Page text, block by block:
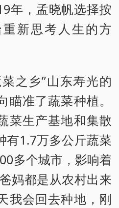
年，孟晓帆选择按
新思考人生的方
之乡”山东寿光的
准了蔬菜种植。
菜生产基地和集散
有1.7万多公斤蔬菜
多个城市，影响着
妈都是从农村出来
我会回去种地，刚